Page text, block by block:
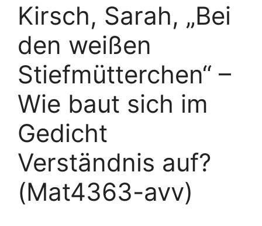
Kirsch, Sarah, „Bei
den weißen
Stiefmütterchen“ –
Wie baut sich im
Gedicht
Verständnis auf?
(Mat4363-avv)